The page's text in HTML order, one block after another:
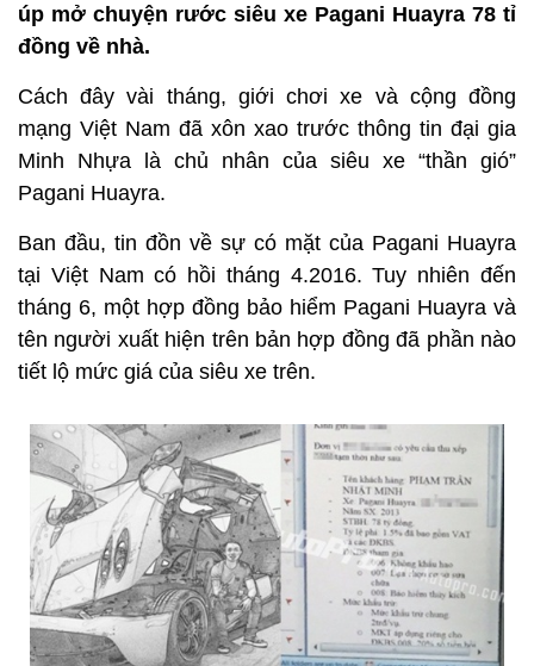
úp mở chuyện rước siêu xe Pagani Huayra 78 tỉ
đồng về nhà.
Cách đây vài tháng, giới chơi xe và cộng đồng
mạng Việt Nam đã xôn xao trước thông tin đại gia
Minh Nhựa là chủ nhân của siêu xe “thần gió”
Pagani Huayra.
Ban đầu, tin đồn về sự có mặt của Pagani Huayra
tại Việt Nam có hồi tháng 4.2016. Tuy nhiên đến
tháng 6, một hợp đồng bảo hiểm Pagani Huayra và
tên người xuất hiện trên bản hợp đồng đã phần nào
tiết lộ mức giá của siêu xe trên.